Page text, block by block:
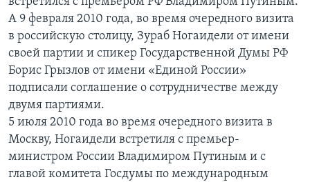
А 9 февраля 2010 года, во время очередного визита
в российскую столицу, Зураб Ногаидели от имени
своей партии и спикер Государственной Думы РФ
Борис Грызлов от имени «Единой России»
подписали соглашение о сотрудничестве между
двумя партиями.
5 июля 2010 года во время очередного визита в
Москву, Ногаидели встретиля с премьер-
министром России Владимиром Путиным и с
главой комитета Госдумы по международным